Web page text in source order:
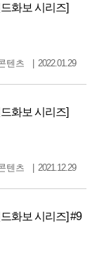
화보 시리즈]
텐츠 2022.01.29
화보 시리즈]
텐츠 2021.12.29
화보 시리즈] #9